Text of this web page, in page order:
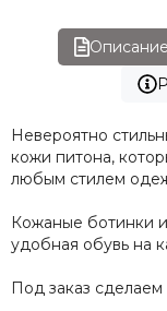
Описание
Невероятно
кожи питона,
любым стилем
Кожаные ботинки
удобная обувь на
Под заказ